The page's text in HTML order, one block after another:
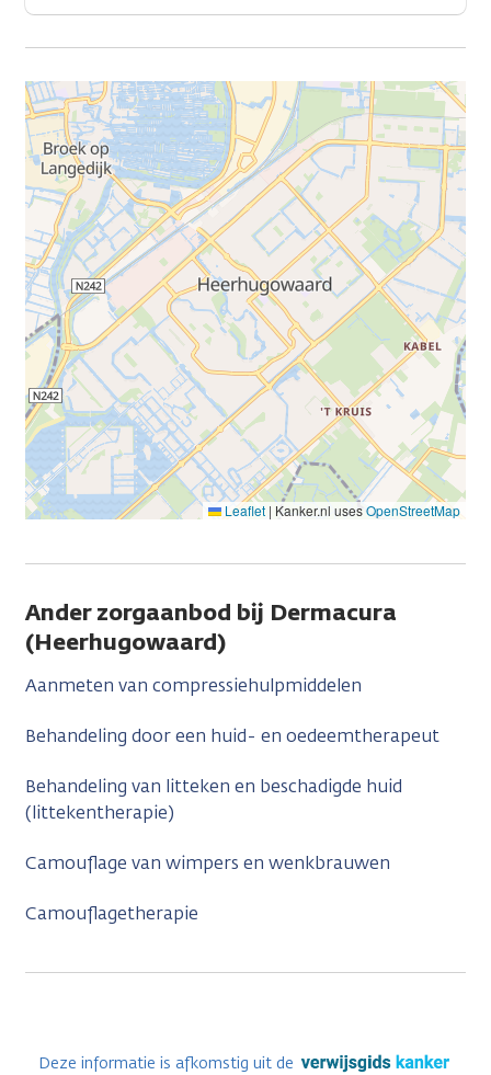
Leaflet | Kanker.nl usesOpenStreetMap
Ander zorgaanbod bij Dermacura
(Heerhugowaard)
Aanmeten van compressiehulpmiddelen
Behandeling door een huid- en oedeemtherapeut
Behandeling van litteken en beschadigde huid
(littekentherapie)
Camouflage van wimpers en wenkbrauwen
Camouflagetherapie
Deze informatie is afkomstig uit de